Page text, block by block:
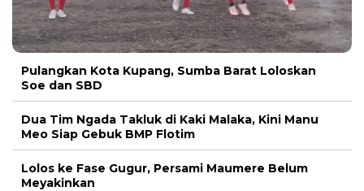
Pulangkan Kota Kupang, Sumba Barat Loloskan
Soe dan SBD
Dua Tim Ngada Takluk di Kaki Malaka, Kini Manu
Meo Siap Gebuk BMP Flotim
Lolos ke Fase Gugur, Persami Maumere Belum
Meyakinkan